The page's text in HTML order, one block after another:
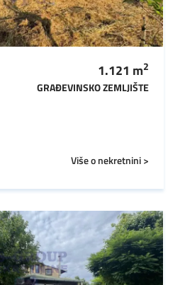
1.121 m2
GRAĐEVINSKO ZEMLJIŠTE
Više o nekretnini >